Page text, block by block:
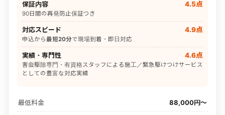
保証内容 4.5点
90日間の再発防止保証つき
対応スピード 4.9点
申込から最短20分で現場到着・即日対応
実績・専門性 4.6点
害虫駆除専門・有資格スタッフによる施工／緊急駆けつけサービス
としての豊富な対応実績
最低料金 88,000円〜